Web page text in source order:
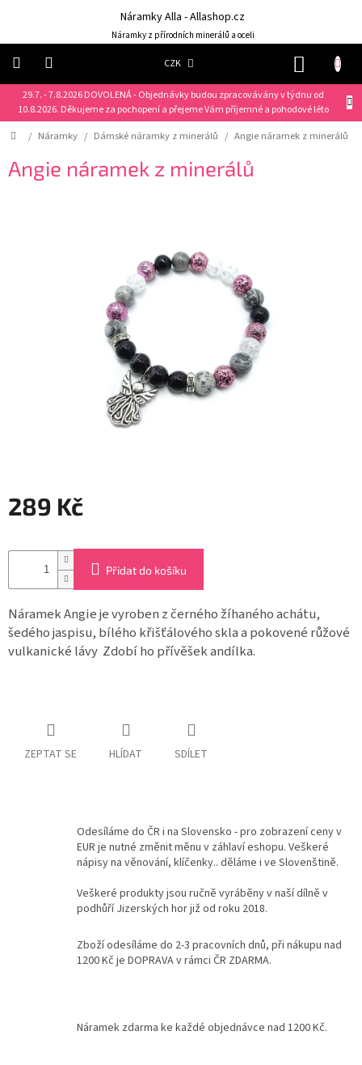
29.7. - 7.8.2026 DOVOLENÁ - Objednávky budou zpracovávány v týdnu od
10.8.2026. Děkujeme za pochopení a přejeme Vám příjemné a pohodové léto
CZK
Náramky Alla - Allashop.cz
Náramky z přírodních minerálů a oceli
Náramky
NOVINKY
Produkty
dřeva
Lapače
snů
podmínky
Kontakty
Domů
/ Náramky / Dámské náramky z minerálů / Angie náramek z minerálů
Angie náramek z minerálů
289 Kč
cena:
Přidat do košíku
Náramek Angie je vyroben z černého žíhaného achátu,
šedého jaspisu, bílého křišťálového skla a pokovené růžové
vulkanické lávy Zdobí ho přívěšek andílka.
ZEPTAT SE HLÍDAT SDÍLET
Odesíláme do ČR i na Slovensko - pro zobrazení ceny v
EUR je nutné změnit měnu v záhlaví eshopu. Veškeré
nápisy na věnování, klíčenky.. děláme i ve Slovenštině.
Veškeré produkty jsou ručně vyráběny v naší dílně v
podhůří Jizerských hor již od roku 2018.
Zboží odesíláme do 2-3 pracovních dnů, při nákupu nad
1200 Kč je DOPRAVA v rámci ČR ZDARMA.
Náramek zdarma ke každé objednávce nad 1200 Kč.